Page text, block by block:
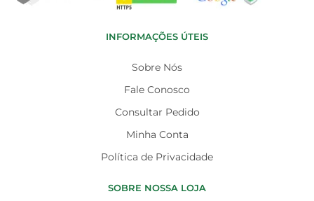
INFORMAÇÕES ÚTEIS
Sobre Nós
Fale Conosco
Consultar Pedido
Minha Conta
Política de Privacidade
SOBRE NOSSA LOJA